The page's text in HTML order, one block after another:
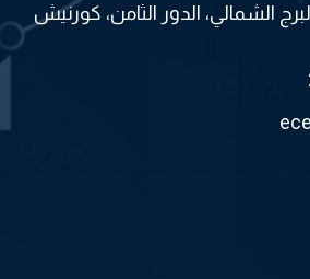
الشمالي، الدور الثامن، كورنيش